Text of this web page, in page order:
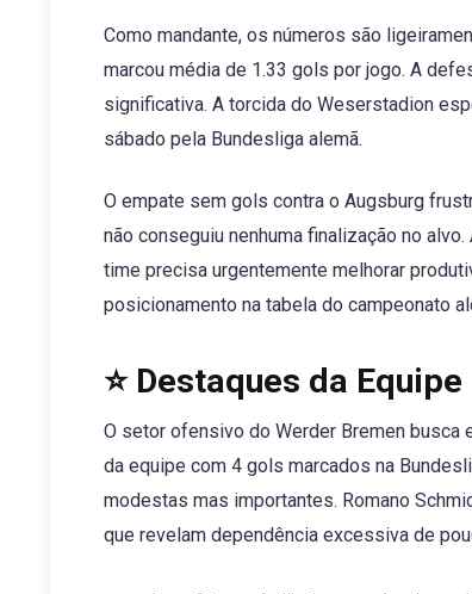
Como mandante, os números são
marcou média de 1.33 gols por jogo. A
significativa. A torcida do Weserstadion
sábado pela Bundesliga alemã.
O empate sem gols contra o Augsburg
não conseguiu nenhuma finalização no
time precisa urgentemente melhorar
posicionamento na tabela do campeonato
⭐ Destaques da Equipe
O setor ofensivo do Werder Bremen busca
da equipe com 4 gols marcados na
modestas mas importantes. Romano
que revelam dependência excessiva de